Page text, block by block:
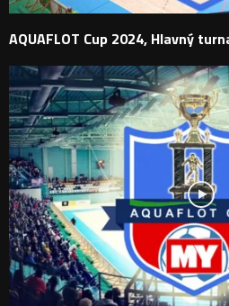
AQUAFLOT Cup 2024, Hlavný